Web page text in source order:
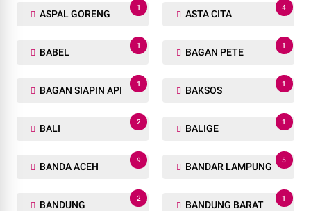
ASPAL GORENG
1
ASTA CITA
4
BABEL
1
BAGAN PETE
1
BAGAN SIAPIN API
1
BAKSOS
1
BALI
2
BALIGE
1
BANDA ACEH
9
BANDAR LAMPUNG
5
BANDUNG
2
BANDUNG BARAT
1